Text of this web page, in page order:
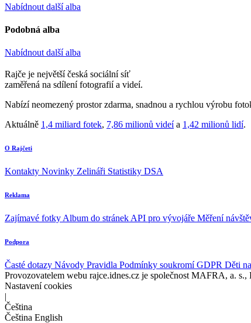
Nabídnout další alba
Podobná alba
Nabídnout další alba
Rajče je největší česká sociální síť
zaměřená na sdílení fotografií a videí.
Nabízí neomezený prostor zdarma, snadnou a rychlou výrobu
Aktuálně 1,4 miliard fotek, 7,86 milionů videía 1,42 milionů lidí.
O Rajčeti
Kontakty Novinky Zelináři Statistiky DSA
Reklama
Zajímavé fotky Album do stránek API pro vývojáře Měření
Podpora
Časté dotazy Návody Pravidla Podmínky soukromíGDPR Děti
Provozovatelem webu rajce.idnes.cz je společnost MAFRA, a.
Nastavení cookies
|
Čeština
Čeština English